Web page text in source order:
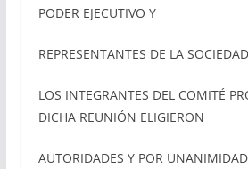
PODER EJECUTIVO Y
REPRESENTANTES DE LA
LOS INTEGRANTES DEL COMITÉ
DICHA REUNIÓN ELIGIERON
AUTORIDADES Y POR